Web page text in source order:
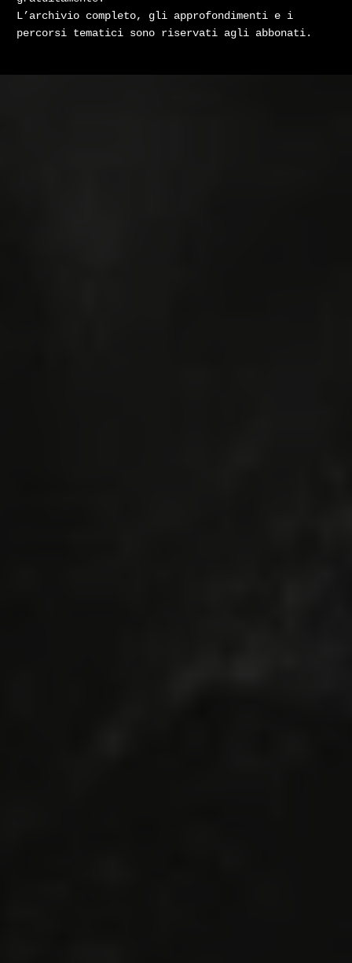
L’archivio completo, gli approfondimenti e i
percorsi tematici sono riservati agli abbonati.